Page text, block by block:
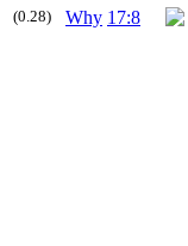
(0.28) Why 17:8